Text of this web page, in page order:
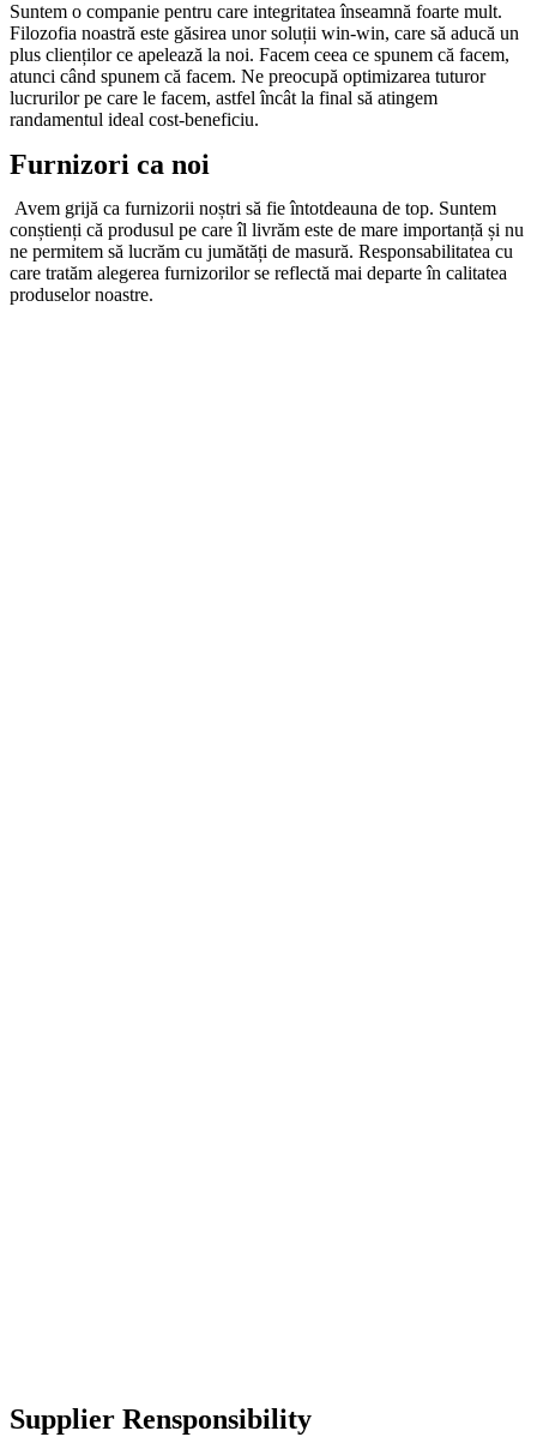
Suntem o companie pentru care integritatea înseamnă foarte mult.
Filozofia noastră este găsirea unor soluții win-win, care să aducă un
plus clienților ce apelează la noi. Facem ceea ce spunem că facem,
atunci când spunem că facem. Ne preocupă optimizarea tuturor
lucrurilor pe care le facem, astfel încât la final să atingem
randamentul ideal cost-beneficiu.
Furnizori ca noi
Avem grijă ca furnizorii noștri să fie întotdeauna de top. Suntem
conștienți că produsul pe care îl livrăm este de mare importanță și nu
ne permitem să lucrăm cu jumătăți de masură. Responsabilitatea cu
care tratăm alegerea furnizorilor se reflectă mai departe în calitatea
produselor noastre.
Supplier Rensponsibility